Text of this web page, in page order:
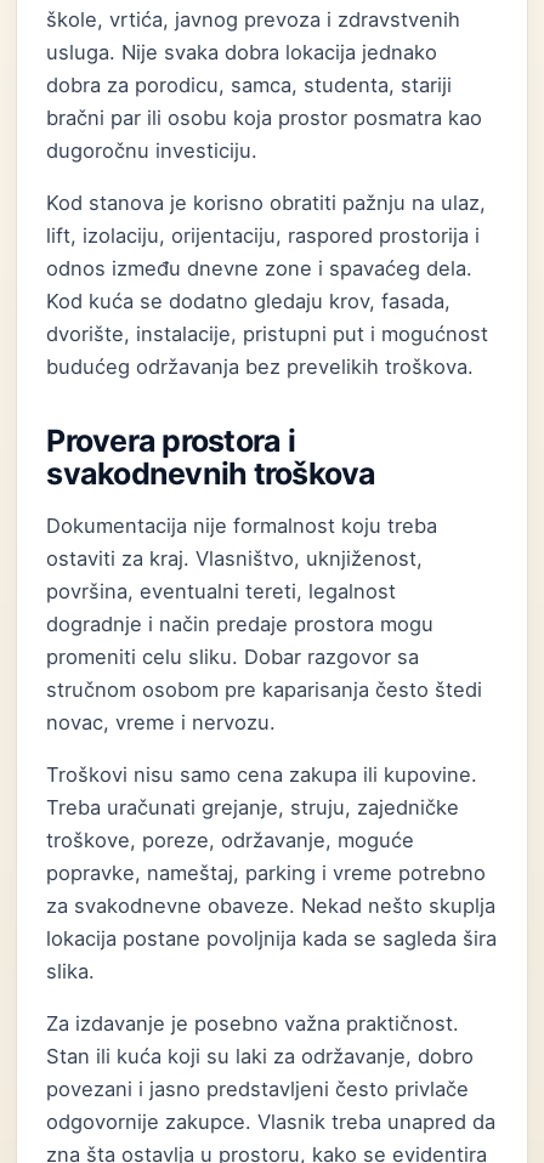
škole, vrtića, javnog prevoza i zdravstvenih
usluga. Nije svaka dobra lokacija jednako
dobra za porodicu, samca, studenta, stariji
bračni par ili osobu koja prostor posmatra kao
dugoročnu investiciju.
Kod stanova je korisno obratiti pažnju na ulaz,
lift, izolaciju, orijentaciju, raspored prostorija i
odnos između dnevne zone i spavaćeg dela.
Kod kuća se dodatno gledaju krov, fasada,
dvorište, instalacije, pristupni put i mogućnost
budućeg održavanja bez prevelikih troškova.
Provera prostora i
svakodnevnih troškova
Dokumentacija nije formalnost koju treba
ostaviti za kraj. Vlasništvo, uknjiženost,
površina, eventualni tereti, legalnost
dogradnje i način predaje prostora mogu
promeniti celu sliku. Dobar razgovor sa
stručnom osobom pre kaparisanja često štedi
novac, vreme i nervozu.
Troškovi nisu samo cena zakupa ili kupovine.
Treba uračunati grejanje, struju, zajedničke
troškove, poreze, održavanje, moguće
popravke, nameštaj, parking i vreme potrebno
za svakodnevne obaveze. Nekad nešto skuplja
lokacija postane povoljnija kada se sagleda šira
slika.
Za izdavanje je posebno važna praktičnost.
Stan ili kuća koji su laki za održavanje, dobro
povezani i jasno predstavljeni često privlače
odgovornije zakupce. Vlasnik treba unapred da
zna šta ostavlja u prostoru, kako se evidentira